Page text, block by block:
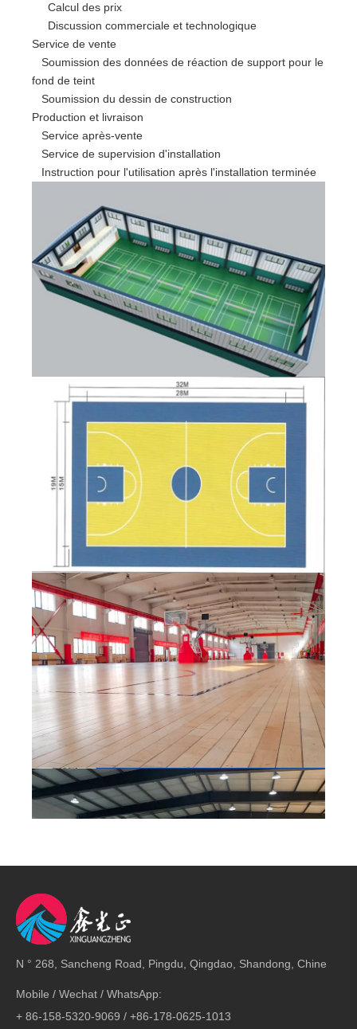
Calcul des prix
Discussion commerciale et technologique
Service de vente
Soumission des données de réaction de support pour le
fond de teint
Soumission du dessin de construction
Production et livraison
Service après-vente
Service de supervision d'installation
Instruction pour l'utilisation après l'installation terminée
N ° 268, Sancheng Road, Pingdu, Qingdao, Shandong, Chine
Mobile / Wechat / WhatsApp:
+ 86-158-5320-9069 / +86-178-0625-1013